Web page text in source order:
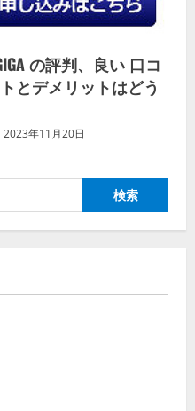
の評判、良い 口コ
とデメリットはどう
2023年11月20日